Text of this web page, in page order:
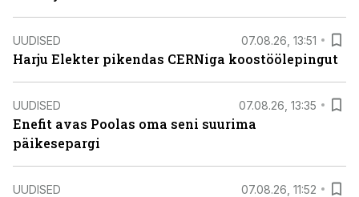
UUDISED 07.08.26, 13:51
Harju Elekter pikendas CERNiga koostöölepingut
UUDISED 07.08.26, 13:35
Enefit avas Poolas oma seni suurima
päikesepargi
UUDISED 07.08.26, 11:52